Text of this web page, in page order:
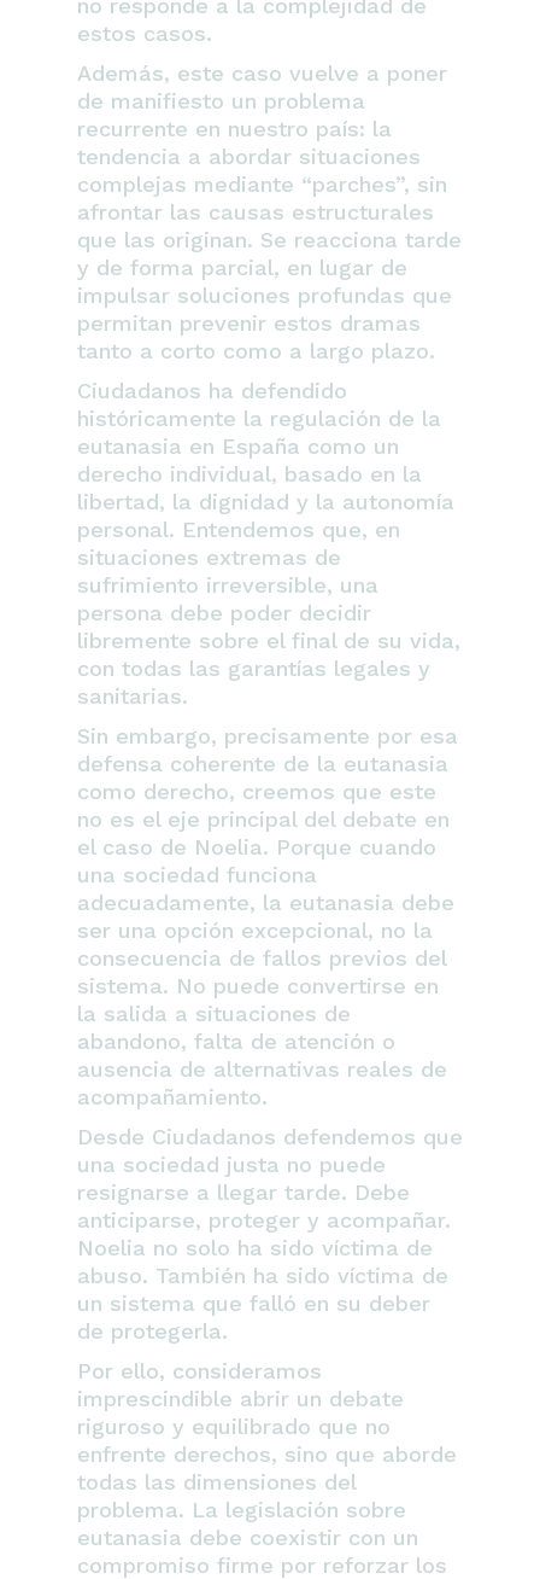
no responde a la complejidad de
estos casos.
Además, este caso vuelve a poner
de manifiesto un problema
recurrente en nuestro país: la
tendencia a abordar situaciones
complejas mediante “parches”, sin
afrontar las causas estructurales
que las originan. Se reacciona tarde
y de forma parcial, en lugar de
impulsar soluciones profundas que
permitan prevenir estos dramas
tanto a corto como a largo plazo.
Ciudadanos ha defendido
históricamente la regulación de la
eutanasia en España como un
derecho individual, basado en la
libertad, la dignidad y la autonomía
personal. Entendemos que, en
situaciones extremas de
sufrimiento irreversible, una
persona debe poder decidir
libremente sobre el final de su vida,
con todas las garantías legales y
sanitarias.
Sin embargo, precisamente por esa
defensa coherente de la eutanasia
como derecho, creemos que este
no es el eje principal del debate en
el caso de Noelia. Porque cuando
una sociedad funciona
adecuadamente, la eutanasia debe
ser una opción excepcional, no la
consecuencia de fallos previos del
sistema. No puede convertirse en
la salida a situaciones de
abandono, falta de atención o
ausencia de alternativas reales de
acompañamiento.
Desde Ciudadanos defendemos que
una sociedad justa no puede
resignarse a llegar tarde. Debe
anticiparse, proteger y acompañar.
Noelia no solo ha sido víctima de
abuso. También ha sido víctima de
un sistema que falló en su deber
de protegerla.
Por ello, consideramos
imprescindible abrir un debate
riguroso y equilibrado que no
enfrente derechos, sino que aborde
todas las dimensiones del
problema. La legislación sobre
eutanasia debe coexistir con un
compromiso firme por reforzar los